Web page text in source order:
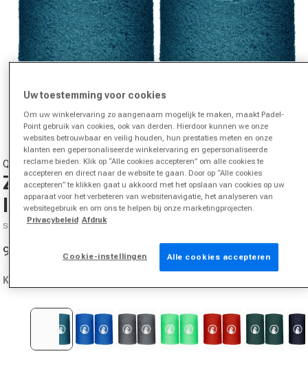
Media 1 in modal openen
QUIET PLEASE
Zweetband Verpakking 2 stuks
lang - petrolblauw
SKU 39047100831000
Aanbiedingsprijs
9,95 €
Kleur:
Uw toestemming voor cookies
Om uw winkelervaring zo aangenaam mogelijk te maken, maakt Padel-
Point gebruik van cookies, ook van derden. Hierdoor kunnen we onze
websites betrouwbaar en veilig houden, hun prestaties meten en onze
klanten een gepersonaliseerde winkelervaring en gepersonaliseerde
reclame bieden. Klik op “Alle cookies accepteren” om alle cookies te
accepteren en direct naar de website te gaan. Door op “Alle cookies
accepteren” te klikken gaat u akkoord met het opslaan van cookies op uw
apparaat voor het verbeteren van websitenavigatie, het analyseren van
websitegebruik en om ons te helpen bij onze marketingprojecten.
Privacybeleid Afdruk
Cookie-instellingen Alle cookies accepteren